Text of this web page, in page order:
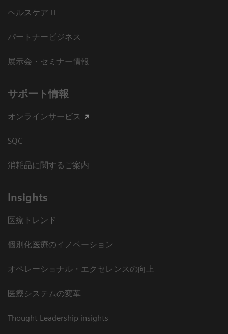
ヘルスケア IT
パートナービジネス
展示会・セミナー情報
サポート情報
オンラインサービス
SQC
消耗品に関するご案内
Insights
医療トレンド
個別化医療のイノベーション
オペレーショナル・エクセレンスの向上
医療システムの変革
Thought Leadership insights